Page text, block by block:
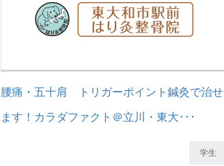
腰痛・五十肩 トリガーポイント鍼灸で治せ
ます！カラダファクト＠立川・東大･･･
学生